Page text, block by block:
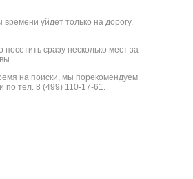
уйдет только на дорогу.
сразу несколько мест за
на поиски, мы порекомендуем
по тел. 8 (499) 110-17-61.